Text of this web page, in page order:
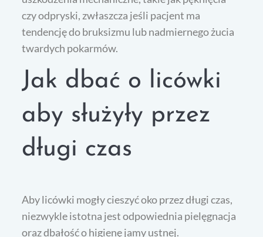
czy odpryski, zwłaszcza jeśli pacjent ma
tendencję do bruksizmu lub nadmiernego żucia
twardych pokarmów.
Jak dbać o licówki
aby służyły przez
długi czas
Aby licówki mogły cieszyć oko przez długi czas,
niezwykle istotna jest odpowiednia pielęgnacja
oraz dbałość o higienę jamy ustnej.